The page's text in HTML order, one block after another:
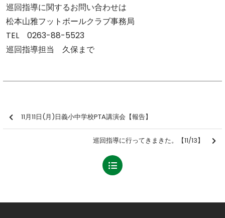
巡回指導に関するお問い合わせは
松本山雅フットボールクラブ事務局
TEL 0263-88-5523
巡回指導担当 久保まで
11月11日(月)日義小中学校PTA講演会【報告】
巡回指導に行ってきまきた。【11/13】